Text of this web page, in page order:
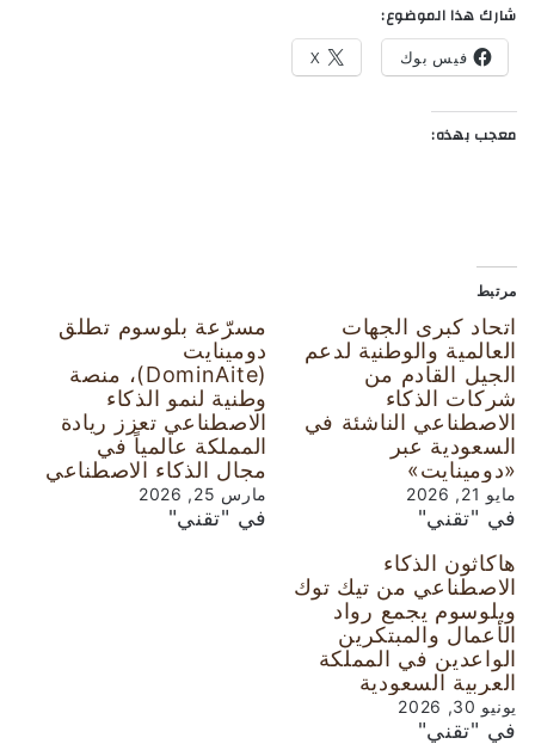
شارك هذا الموضوع:
فيس بوك X
معجب بهذه:
مرتبط
اتحاد كبرى الجهات
العالمية والوطنية لدعم
الجيل القادم من
شركات الذكاء
الاصطناعي الناشئة في
السعودية عبر
«دومينايت»
مايو 21, 2026
في "تقني"
مسرّعة بلوسوم تطلق
دومينايت
(DominAite)، منصة
وطنية لنمو الذكاء
الاصطناعي تعزز ريادة
المملكة عالمياً في
مجال الذكاء الاصطناعي
مارس 25, 2026
في "تقني"
هاكاثون الذكاء
الاصطناعي من تيك توك
وبلوسوم يجمع رواد
الأعمال والمبتكرين
الواعدين في المملكة
العربية السعودية
يونيو 30, 2026
في "تقني"